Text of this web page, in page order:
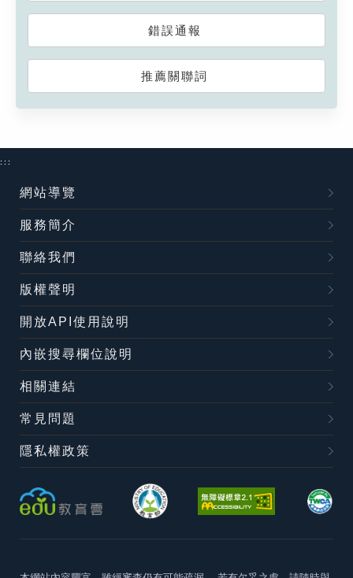
錯誤通報
推薦關聯詞
:::
網站導覽
服務簡介
聯絡我們
版權聲明
開放API使用說明
內嵌搜尋欄位說明
相關連結
常見問題
隱私權政策